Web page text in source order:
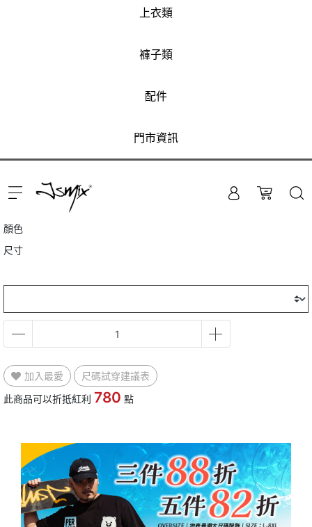
上衣類
褲子類
配件
門市資訊
【零碼】大尺碼純棉柴犬漢堡T恤(共4色)
NT$780
顏色
尺寸
加入最愛
尺碼試穿建議表
此商品可以折抵紅利 780 點